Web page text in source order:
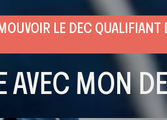
LE DEC
AVEC MON